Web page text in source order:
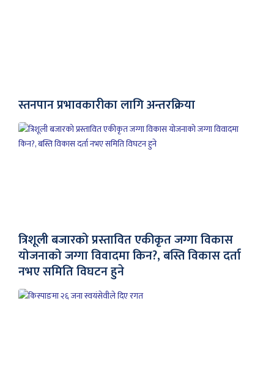
स्तनपान प्रभावकारीका लागि अन्तरक्रिया
त्रिशूली बजारको प्रस्तावित एकीकृत जग्गा विकास
योजनाको जग्गा विवादमा किन?, बस्ति विकास दर्ता
नभए समिति विघटन हुने